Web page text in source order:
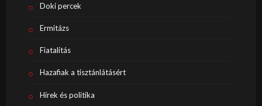
Doki percek
Ermitázs
Fiatalítás
Hazafiak a tisztánlátásért
Hírek és politika